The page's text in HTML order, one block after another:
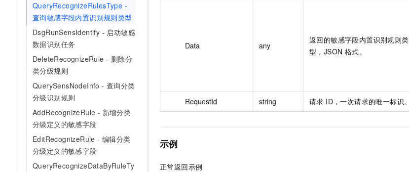
QueryRecognizeRulesType -
查询敏感字段内置识别规则类型
DsgRunSensIdentify - 启动敏感
数据识别任务
DeleteRecognizeRule - 删除分
类分级规则
QuerySensNodeInfo - 查询分类
分级识别规则
AddRecognizeRule - 新增分类
分级定义的敏感字段
EditRecognizeRule - 编辑分类
分级定义的敏感字段
QueryRecognizeDataByRuleTy
Data any
返回的敏感字段内置识别规则类
型，JSON 格式。
RequestId string 请求 ID，一次请求的唯一标识。
示例
正常返回示例